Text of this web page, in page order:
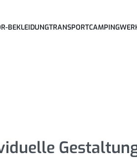
BEKLEIDUNGTRANSPORTCAMPING